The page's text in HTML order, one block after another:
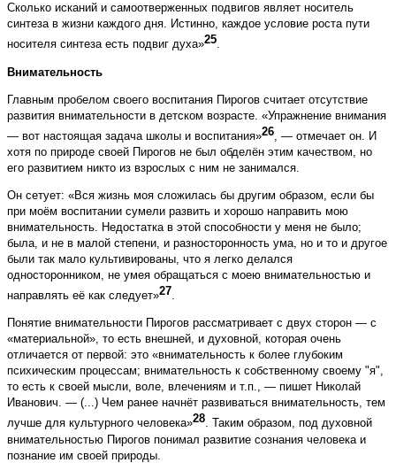
Сколько исканий и самоотверженных подвигов являет носитель
синтеза в жизни каждого дня. Истинно, каждое условие роста пути
носителя синтеза есть подвиг духа»25.
Внимательность
Главным пробелом своего воспитания Пирогов считает отсутствие
развития внимательности в детском возрасте. «Упражнение внимания
— вот настоящая задача школы и воспитания»26 , — отмечает он. И
хотя по природе своей Пирогов не был обделён этим качеством, но
его развитием никто из взрослых с ним не занимался.
Он сетует: «Вся жизнь моя сложилась бы другим образом, если бы
при моём воспитании сумели развить и хорошо направить мою
внимательность. Недостатка в этой способности у меня не было;
была, и не в малой степени, и разносторонность ума, но и то и другое
были так мало культивированы, что я легко делался
односторонником, не умея обращаться с моею внимательностью и
направлять её как следует»27.
Понятие внимательности Пирогов рассматривает с двух сторон — с
«материальной», то есть внешней, и духовной, которая очень
отличается от первой: это «внимательность к более глубоким
психическим процессам; внимательность к собственному своему "я",
то есть к своей мысли, воле, влечениям и т.п., — пишет Николай
Иванович. — (...) Чем ранее начнёт развиваться внимательность, тем
лучше для культурного человека»28. Таким образом, под духовной
внимательностью Пирогов понимал развитие сознания человека и
познание им своей природы.